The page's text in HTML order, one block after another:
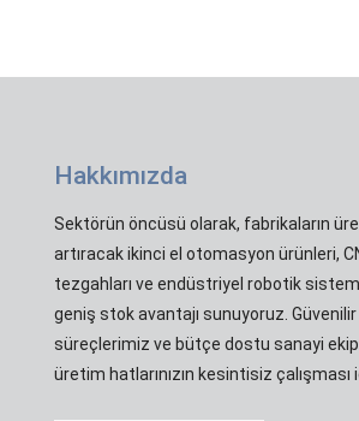
Hakkımızda
Sektörün öncüsü olarak, fabrikaların
artıracak ikinci el otomasyon ürünleri,
tezgahları ve endüstriyel robotik
geniş stok avantajı sunuyoruz.
süreçlerimiz ve bütçe dostu sanayi
üretim hatlarınızın kesintisiz çalışması